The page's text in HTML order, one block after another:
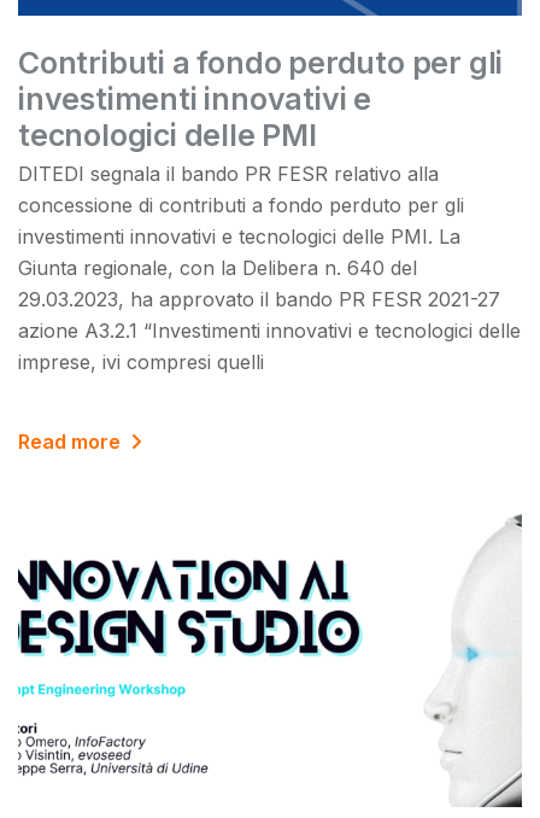
Contributi a fondo perduto per gli
investimenti innovativi e
tecnologici delle PMI
DITEDI segnala il bando PR FESR relativo alla
concessione di contributi a fondo perduto per gli
investimenti innovativi e tecnologici delle PMI. La
Giunta regionale, con la Delibera n. 640 del
29.03.2023, ha approvato il bando PR FESR 2021-27
azione A3.2.1 “Investimenti innovativi e tecnologici delle
imprese, ivi compresi quelli
Read more